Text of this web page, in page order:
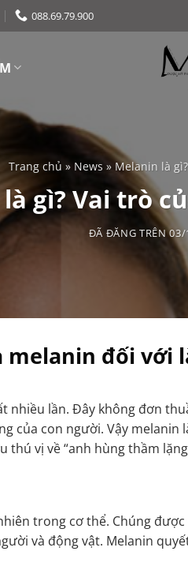
088.69.79.900
Trang chủ » News » Melanin là
gì? Vai trò
ĐÃ ĐĂNG TRÊN03/
melanin đối với
nhiều lần. Đây không đơn
của con người. Vậy melanin
thú vị về “anh hùng thầm
trong cơ thể. Chúng
và động vật. Melanin